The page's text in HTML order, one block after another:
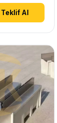
Teklif Al